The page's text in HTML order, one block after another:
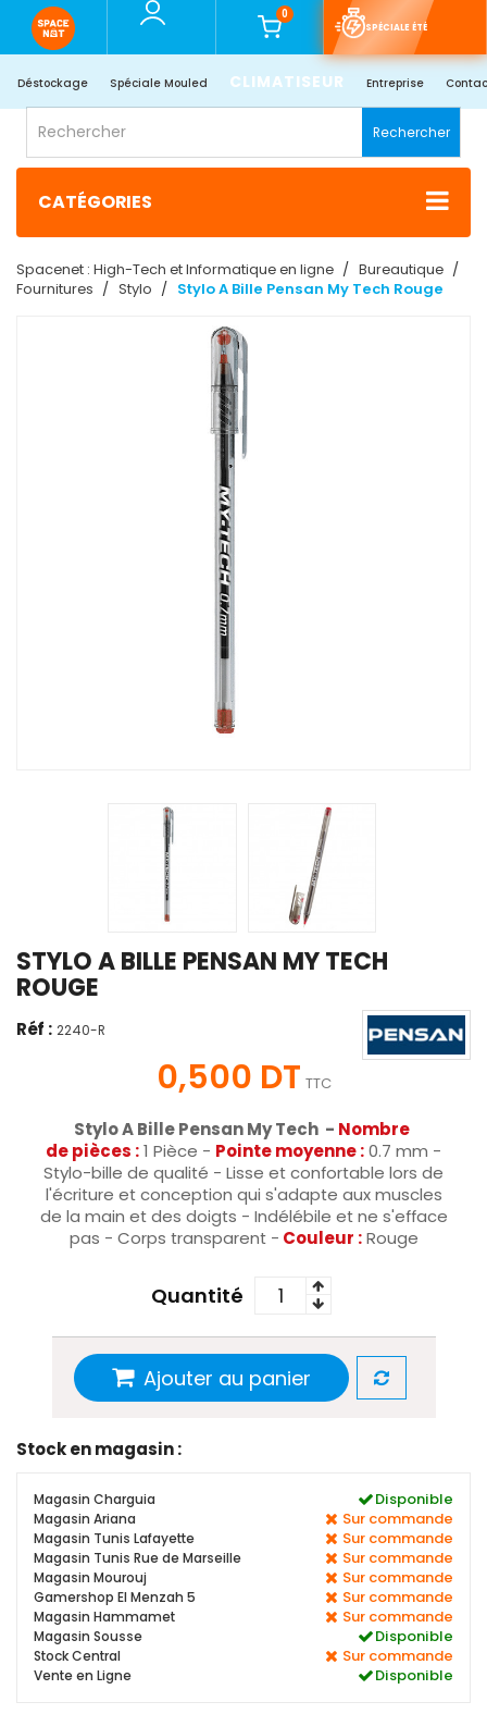
0
SPÉCIALE ÉTÉ
Déstockage Spéciale Mouled CLIMATISEUR Entreprise
Rechercher
CATÉGORIES
Spacenet : High-Tech et Informatique en ligne
Bureautique
Fournitures
Stylo Stylo A Bille Pensan My Tech Rouge
STYLO A BILLE PENSAN MY TECH
ROUGE
Réf : 2240-R
0,500 DT TTC
Stylo A Bille Pensan My Tech - Nombre
depièces :1 Pièce - Pointe moyenne :0.7 mm -
Stylo-bille de qualité - Lisse et confortable lors de
l'écriture et conception qui s'adapte aux muscles
de la main et des doigts - Indélébile et ne s'efface
pas - Corps transparent - Couleur :Rouge
Quantité
Ajouter au panier
Stock en magasin :
Magasin Charguia Disponible
Magasin Ariana Sur commande
Magasin Tunis Lafayette Sur commande
Magasin Tunis Rue de Marseille Sur commande
Magasin Mourouj Sur commande
Gamershop El Menzah 5 Sur commande
Magasin Hammamet Sur commande
Magasin Sousse Disponible
Stock Central Sur commande
Vente en Ligne Disponible